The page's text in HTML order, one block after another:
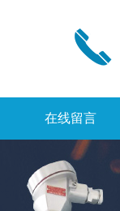
在线留言